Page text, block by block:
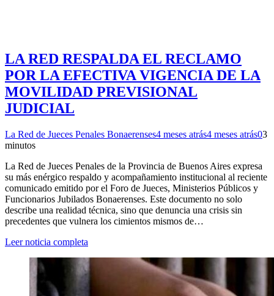
LA RED RESPALDA EL RECLAMO
POR LA EFECTIVA VIGENCIA DE LA
MOVILIDAD PREVISIONAL
JUDICIAL
La Red de Jueces Penales Bonaerenses4 meses atrás4 meses atrás03
minutos
La Red de Jueces Penales de la Provincia de Buenos Aires expresa
su más enérgico respaldo y acompañamiento institucional al reciente
comunicado emitido por el Foro de Jueces, Ministerios Públicos y
Funcionarios Jubilados Bonaerenses. Este documento no solo
describe una realidad técnica, sino que denuncia una crisis sin
precedentes que vulnera los cimientos mismos de…
Leer noticia completa